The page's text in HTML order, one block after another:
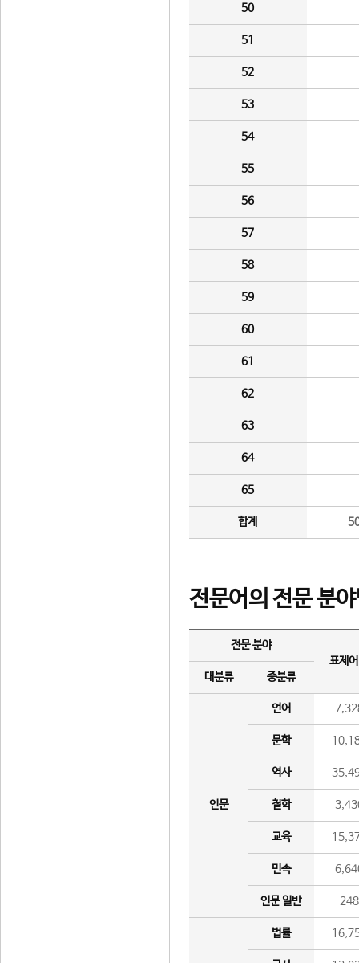
50
51
52
53
54
55
56
57
58
59
60
61
62
63
64
65
합계
전문어의 전문 분
전문 분야
표제
대분류
중분류
인문
언어
문학
역사
철학
교육
민속
인문 일반 248
법률